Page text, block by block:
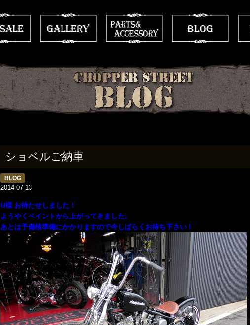
ショベルご納車
BLOG
2014-07-13
U様 お待たせしました！
ようやくペイントから上がってきました。
あとは予備検準備にかかりますので今しばらくお待ち下さい！